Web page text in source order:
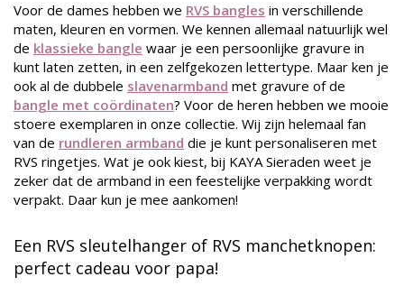
Voor de dames hebben we RVS bangles in verschillende
maten, kleuren en vormen. We kennen allemaal natuurlijk wel
de klassieke bangle waar je een persoonlijke gravure in
kunt laten zetten, in een zelfgekozen lettertype. Maar ken je
ook al de dubbele slavenarmband met gravure of de
bangle met coördinaten? Voor de heren hebben we mooie
stoere exemplaren in onze collectie. Wij zijn helemaal fan
van de rundleren armband die je kunt personaliseren met
RVS ringetjes. Wat je ook kiest, bij KAYA Sieraden weet je
zeker dat de armband in een feestelijke verpakking wordt
verpakt. Daar kun je mee aankomen!
Een RVS sleutelhanger of RVS manchetknopen:
perfect cadeau voor papa!